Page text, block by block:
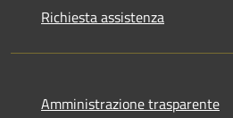
Richiesta assistenza
Amministrazione trasparente